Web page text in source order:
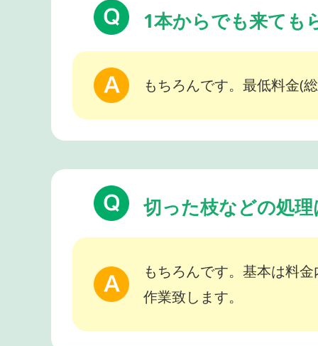
1本からでも来ても
もちろんです。最低料金(
切った枝などの処
もちろんです。基本は料
作業致します。